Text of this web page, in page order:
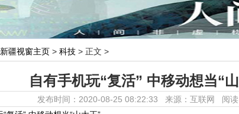
新疆视窗主页 > 科技 > 正文 >
自有手机玩“复活” 中移动想当“
发布时间：2020-08-25 08:22:33 来源：互联网 阅